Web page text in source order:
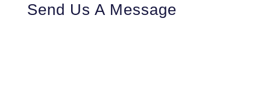
Send Us A Message